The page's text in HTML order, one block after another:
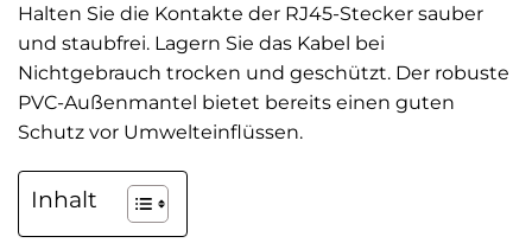
Halten Sie die Kontakte der RJ45-Stecker sauber
und staubfrei. Lagern Sie das Kabel bei
Nichtgebrauch trocken und geschützt. Der robuste
PVC-Außenmantel bietet bereits einen guten
Schutz vor Umwelteinflüssen.
Inhalt